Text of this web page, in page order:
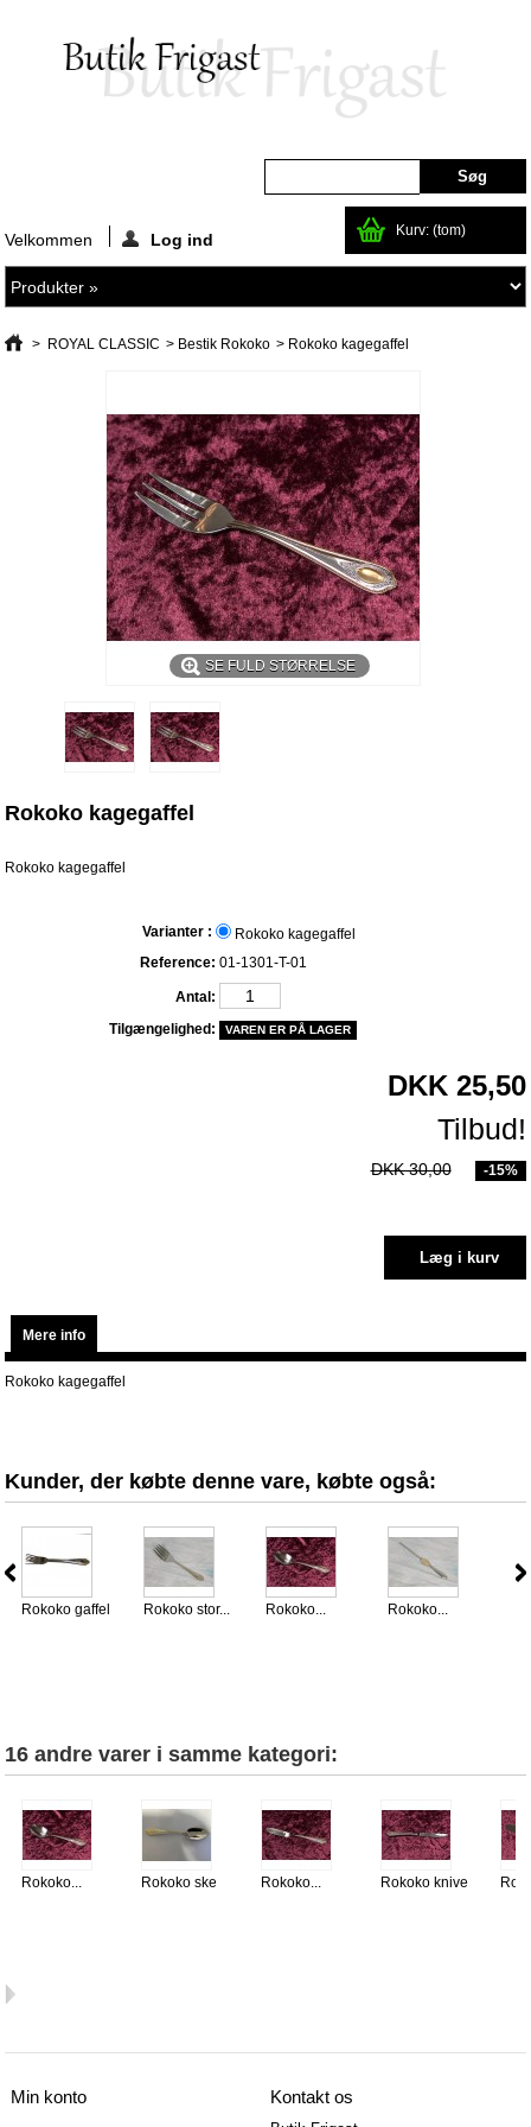
Kurv: (tom)
Velkommen Log ind
> ROYAL CLASSIC > Bestik Rokoko > Rokoko kagegaffel
SE FULD STØRRELSE
Rokoko kagegaffel
Rokoko kagegaffel
Varianter :
Rokoko kagegaffel
Reference: 01-1301-T-01
Antal:
Tilgængelighed:
VAREN ER PÅ LAGER
DKK 25,50
Tilbud!
-15%
DKK 30,00
Mere info
Rokoko kagegaffel
Kunder, der købte denne vare, købte også:
Rokoko gaffel Rokoko stor... Rokoko... Rokoko...
16 andre varer i samme kategori:
Rokoko... Rokoko ske Rokoko... Rokoko knive
Min konto Kontakt os